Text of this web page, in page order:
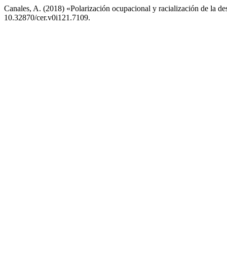
Canales, A. (2018) «Polarización ocupacional y racialización de la
10.32870/cer.v0i121.7109.